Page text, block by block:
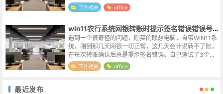
编辑标注的图形，严丝合缝。查了一下样条拟合的概念，
大致是将复杂曲线分为多段,段...
工作相关 office
win11农行系统网银转账时提示签名错误错误号9007
遇到一个很奇怪的问题，刚买的联想电脑，自带WIN11系
统，刚到那几天网银一切正常，这几天会计说转不了账，
在每次转账确认后总是提示签名错误。自己测试了3个浏
览器，EDGE/CHROME/360极速，无一例外都是显示同
一个错误。换到另外一...
工作相关 office
最近发布